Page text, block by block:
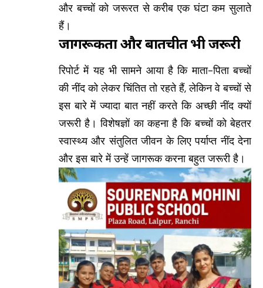
और बच्चों को जरूरत से करीब एक घंटा कम सुलाते
हैं।
जागरूकता और बातचीत भी जरूरी
रिपोर्ट में यह भी सामने आया है कि माता-पिता बच्चों
की नींद को लेकर चिंतित तो रहते हैं, लेकिन वे बच्चों से
इस बारे में ज्यादा बात नहीं करते कि अच्छी नींद क्यों
जरूरी है। विशेषज्ञों का कहना है कि बच्चों को बेहतर
स्वास्थ्य और संतुलित जीवन के लिए पर्याप्त नींद देना
और इस बारे में उन्हें जागरूक करना बहुत जरूरी है।